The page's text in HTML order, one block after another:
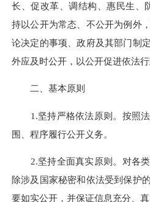
长、促改革、调结构、惠民生、
持以公开为常态、不公开为例外
论决定的事项、政府及其部门制
外应及时公开，以公开促进依法行
二、基本原则
1.坚持严格依法原则。按照
围、程序履行公开义务。
2.坚持全面真实原则。对各
除涉及国家秘密和依法受到保护
要如实公开，并保证信息充分、真